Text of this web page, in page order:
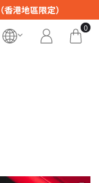
港地區限定）
0